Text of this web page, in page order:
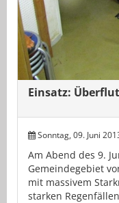
Einsatz:
Sonntag, 09. Juni
Am Abend des 9.
Gemeindegebiet
mit massivem
starken